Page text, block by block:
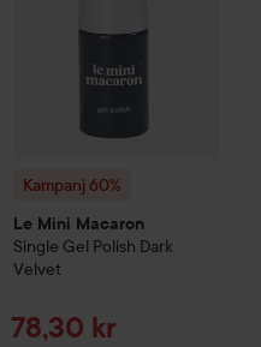
Kampanj 60%
Le Mini Macaron
Single Gel Polish Dark
Velvet
Reapris
78,30 kr